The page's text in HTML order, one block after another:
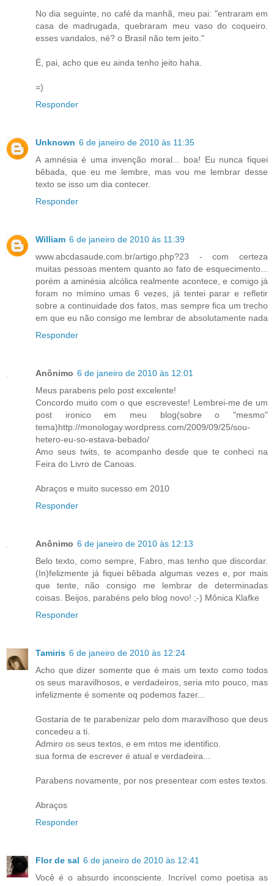
No dia seguinte, no café da manhã, meu pai: "entraram em
casa de madrugada, quebraram meu vaso do coqueiro.
esses vandalos, né? o Brasil não tem jeito."
É, pai, acho que eu ainda tenho jeito haha.
=)
Responder
Unknown 6 de janeiro de 2010 às 11:35
A amnésia é uma invenção moral... boa! Eu nunca fiquei
bêbada, que eu me lembre, mas vou me lembrar desse
texto se isso um dia contecer.
Responder
William 6 de janeiro de 2010 às 11:39
www.abcdasaude.com.br/artigo.php?23 - com certeza
muitas pessoas mentem quanto ao fato de esquecimento...
porém a aminésia alcólica realmente acontece, e comigo já
foram no mímino umas 6 vezes, já tentei parar e refletir
sobre a continuidade dos fatos, mas sempre fica um trecho
em que eu não consigo me lembrar de absolutamente nada
Responder
Anônimo 6 de janeiro de 2010 às 12:01
Meus parabens pelo post excelente!
Concordo muito com o que escreveste! Lembrei-me de um
post ironico em meu blog(sobre o "mesmo"
tema)http://monologay.wordpress.com/2009/09/25/sou-
hetero-eu-so-estava-bebado/
Amo seus twits, te acompanho desde que te conheci na
Feira do Livro de Canoas.
Abraços e muito sucesso em 2010
Responder
Anônimo 6 de janeiro de 2010 às 12:13
Belo texto, como sempre, Fabro, mas tenho que discordar.
(In)felizmente já fiquei bêbada algumas vezes e, por mais
que tente, não consigo me lembrar de determinadas
coisas. Beijos, parabéns pelo blog novo! ;-) Mônica Klafke
Responder
Tamiris 6 de janeiro de 2010 às 12:24
Acho que dizer somente que é mais um texto como todos
os seus maravilhosos, e verdadeiros, seria mto pouco, mas
infelizmente é somente oq podemos fazer...
Gostaria de te parabenizar pelo dom maravilhoso que deus
concedeu a ti.
Admiro os seus textos, e em mtos me identifico.
sua forma de escrever é atual e verdadeira...
Parabens novamente, por nos presentear com estes textos.
Abraços
Responder
Flor de sal 6 de janeiro de 2010 às 12:41
Você é o absurdo inconsciente. Incrível como poetisa as